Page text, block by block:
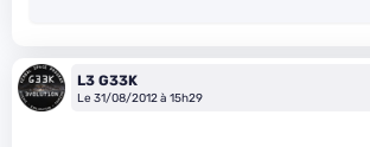
L3 G33K
Le 31/08/2012 à 15h29